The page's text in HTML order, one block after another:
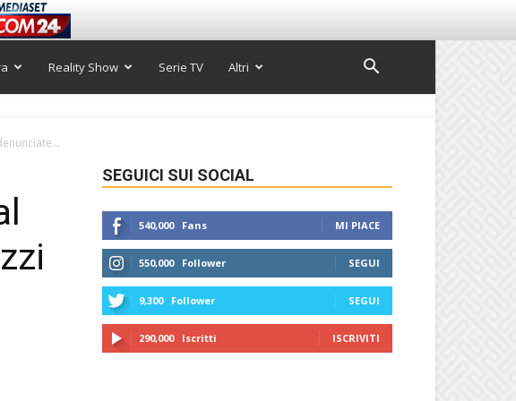
Reality Show Serie TV Altri
SEGUICI SUI SOCIAL
540,000 Fans MI PIACE
550,000 Follower SEGUI
9,300 Follower SEGUI
290,000 Iscritti ISCRIVITI